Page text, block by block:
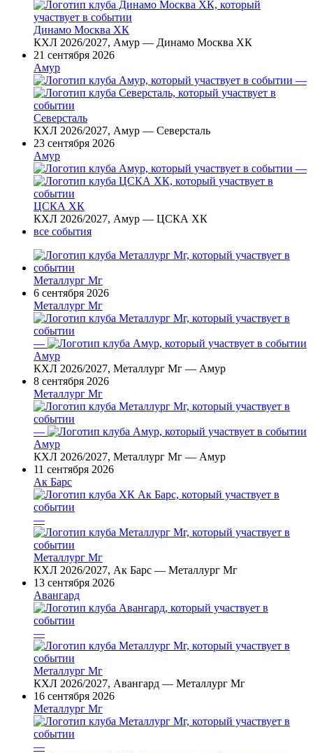
Динамо Москва ХК
КХЛ 2026/2027, Амур — Динамо Москва ХК
21 сентября 2026
Амур
—
Северсталь
КХЛ 2026/2027, Амур — Северсталь
23 сентября 2026
Амур
—
ЦСКА ХК
КХЛ 2026/2027, Амур — ЦСКА ХК
все события
Металлург Мг
6 сентября 2026
Металлург Мг
—
Амур
КХЛ 2026/2027, Металлург Мг — Амур
8 сентября 2026
Металлург Мг
—
Амур
КХЛ 2026/2027, Металлург Мг — Амур
11 сентября 2026
Ак Барс
—
Металлург Мг
КХЛ 2026/2027, Ак Барс — Металлург Мг
13 сентября 2026
Авангард
—
Металлург Мг
КХЛ 2026/2027, Авангард — Металлург Мг
16 сентября 2026
Металлург Мг
—